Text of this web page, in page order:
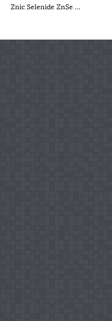
Znic Selenide ZnSe Windows